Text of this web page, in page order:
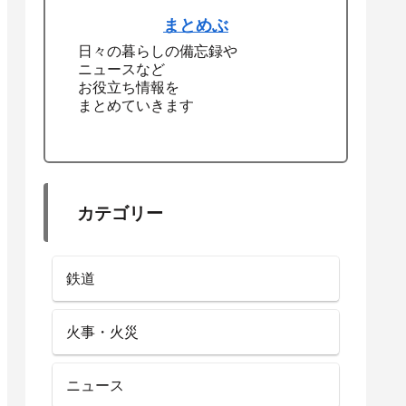
まとめぶ
日々の暮らしの備忘録や
ニュースなど
お役立ち情報を
まとめていきます
カテゴリー
鉄道
火事・火災
ニュース